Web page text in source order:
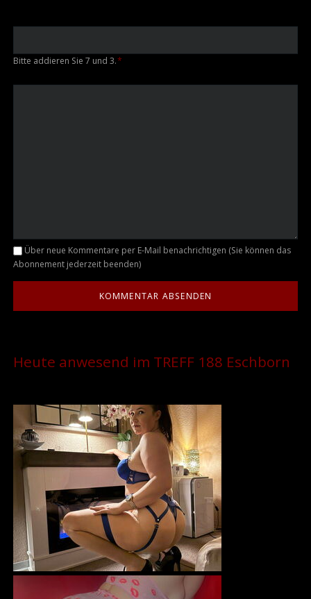
Bitte addieren Sie 7 und 3.*
Kommentar
Über neue Kommentare per E-Mail benachrichtigen (Sie können das
Abonnement jederzeit beenden)
Heute anwesend im TREFF 188 Eschborn